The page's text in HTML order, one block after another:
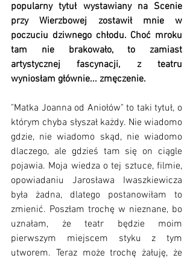
popularny tytuł wystawiany na Scenie
przy Wierzbowej zostawił mnie w
poczuciu dziwnego chłodu. Choć mroku
tam nie brakowało, to zamiast
artystycznej fascynacji, z teatru
wyniosłam głównie... zmęczenie.
"Matka Joanna od Aniołów" to taki tytuł, o
którym chyba słyszał każdy. Nie wiadomo
gdzie, nie wiadomo skąd, nie wiadomo
dlaczego, ale gdzieś tam się on ciągle
pojawia. Moja wiedza o tej sztuce, filmie,
opowiadaniu Jarosława Iwaszkiewicza
była żadna, dlatego postanowiłam to
zmienić. Poszłam trochę w nieznane, bo
uznałam, że teatr będzie moim
pierwszym miejscem styku z tym
utworem. Teraz może trochę żałuję, że